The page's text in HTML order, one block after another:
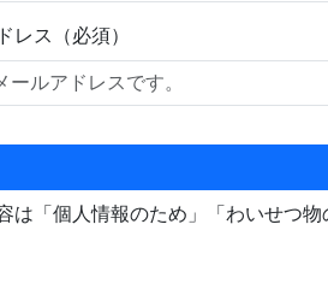
レス（必須）
は「個人情報のため」「わいせつ